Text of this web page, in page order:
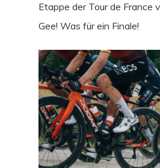
Etappe der Tour de France
Gee! Was für ein Finale!